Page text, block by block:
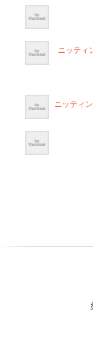
ニッティ
ニッティ